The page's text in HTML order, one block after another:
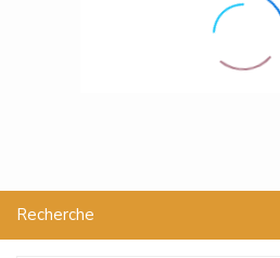
Recherche